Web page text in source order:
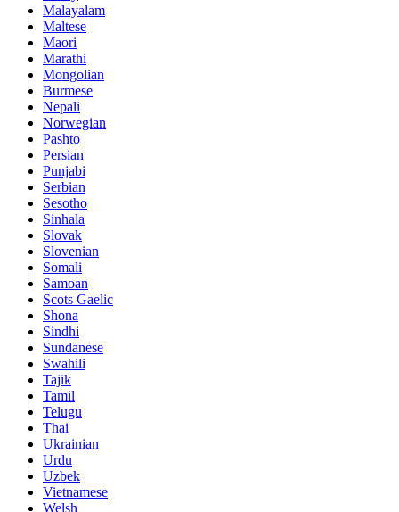
Malayalam
Maltese
Maori
Marathi
Mongolian
Burmese
Nepali
Norwegian
Pashto
Persian
Punjabi
Serbian
Sesotho
Sinhala
Slovak
Slovenian
Somali
Samoan
Scots Gaelic
Shona
Sindhi
Sundanese
Swahili
Tajik
Tamil
Telugu
Thai
Ukrainian
Urdu
Uzbek
Vietnamese
Welsh